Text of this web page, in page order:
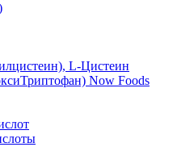
L-Цистеин
Now Foods